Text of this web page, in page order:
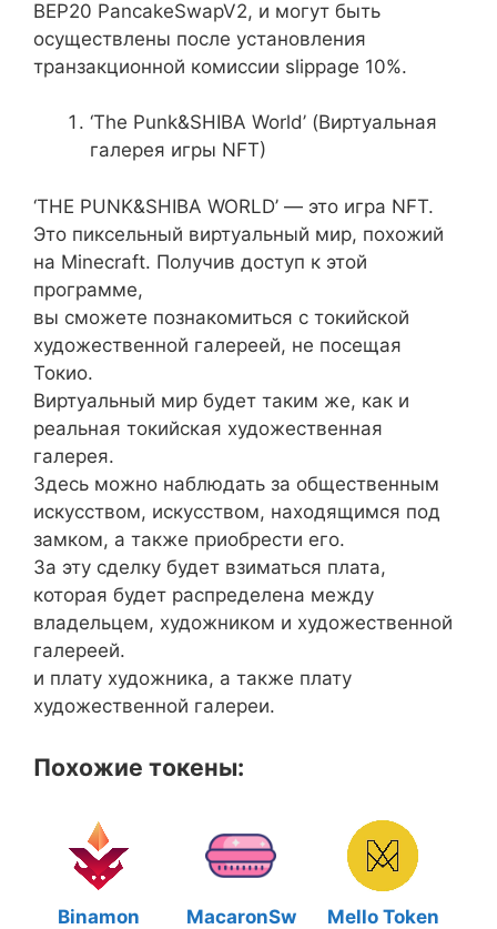
BEP20 PancakeSwapV2, и могут быть
осуществлены после установления
транзакционной комиссии slippage 10%.
‘The Punk&SHIBA World’ (Виртуальная
галерея игры NFT)
‘THE PUNK&SHIBA WORLD’ — это игра NFT.
Это пиксельный виртуальный мир, похожий
на Minecraft. Получив доступ к этой
программе,
вы сможете познакомиться с токийской
художественной галереей, не посещая
Токио.
Виртуальный мир будет таким же, как и
реальная токийская художественная
галерея.
Здесь можно наблюдать за общественным
искусством, искусством, находящимся под
замком, а также приобрести его.
За эту сделку будет взиматься плата,
которая будет распределена между
владельцем, художником и художественной
галереей.
и плату художника, а также плату
художественной галереи.
Похожие токены:
Binamon
MacaronSw
Mello Token